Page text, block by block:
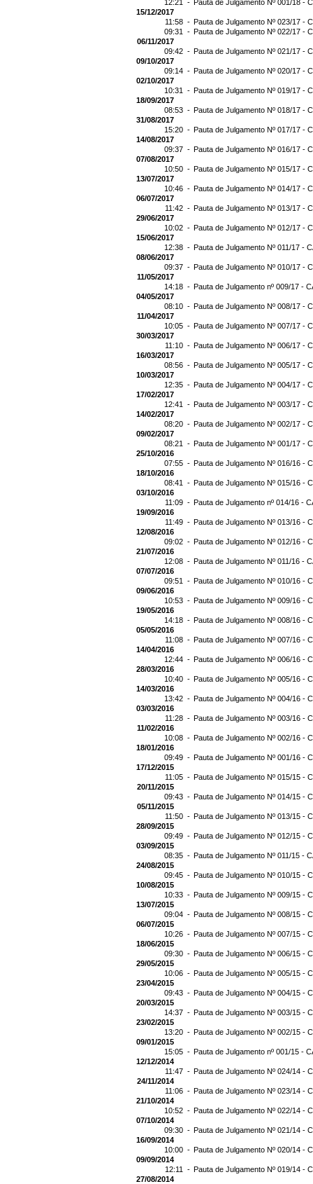
12:21 - Pauta de Julgamento Nº 001/18 -
15/12/2017
11:58 - Pauta de Julgamento Nº 023/17 -
09:31 - Pauta de Julgamento Nº 022/17 -
06/11/2017
09:42 - Pauta de Julgamento Nº 021/17 -
09/10/2017
09:14 - Pauta de Julgamento Nº 020/17 -
02/10/2017
10:31 - Pauta de Julgamento Nº 019/17 -
18/09/2017
08:53 - Pauta de Julgamento Nº 018/17 -
31/08/2017
15:20 - Pauta de Julgamento Nº 017/17 -
14/08/2017
09:37 - Pauta de Julgamento Nº 016/17 -
07/08/2017
10:50 - Pauta de Julgamento Nº 015/17 -
13/07/2017
10:46 - Pauta de Julgamento Nº 014/17 -
06/07/2017
11:42 - Pauta de Julgamento Nº 013/17 -
29/06/2017
10:02 - Pauta de Julgamento Nº 012/17 -
15/06/2017
12:38 - Pauta de Julgamento Nº 011/17 -
08/06/2017
09:37 - Pauta de Julgamento Nº 010/17 -
11/05/2017
14:18 - Pauta de Julgamento nº 009/17 -
04/05/2017
08:10 - Pauta de Julgamento Nº 008/17 -
11/04/2017
10:05 - Pauta de Julgamento Nº 007/17 -
30/03/2017
11:10 - Pauta de Julgamento Nº 006/17 -
16/03/2017
08:56 - Pauta de Julgamento Nº 005/17 -
10/03/2017
12:35 - Pauta de Julgamento Nº 004/17 -
17/02/2017
12:41 - Pauta de Julgamento Nº 003/17 -
14/02/2017
08:20 - Pauta de Julgamento Nº 002/17 -
09/02/2017
08:21 - Pauta de Julgamento Nº 001/17 -
25/10/2016
07:55 - Pauta de Julgamento Nº 016/16 -
18/10/2016
08:41 - Pauta de Julgamento Nº 015/16 -
03/10/2016
11:09 - Pauta de Julgamento nº 014/16 -
19/09/2016
11:49 - Pauta de Julgamento Nº 013/16 -
12/08/2016
09:02 - Pauta de Julgamento Nº 012/16 -
21/07/2016
12:08 - Pauta de Julgamento Nº 011/16 -
07/07/2016
09:51 - Pauta de Julgamento Nº 010/16 -
09/06/2016
10:53 - Pauta de Julgamento Nº 009/16 -
19/05/2016
14:18 - Pauta de Julgamento Nº 008/16 -
05/05/2016
11:08 - Pauta de Julgamento Nº 007/16 -
14/04/2016
12:44 - Pauta de Julgamento Nº 006/16 -
28/03/2016
10:40 - Pauta de Julgamento Nº 005/16 -
14/03/2016
13:42 - Pauta de Julgamento Nº 004/16 -
03/03/2016
11:28 - Pauta de Julgamento Nº 003/16 -
11/02/2016
10:08 - Pauta de Julgamento Nº 002/16 -
18/01/2016
09:49 - Pauta de Julgamento Nº 001/16 -
17/12/2015
11:05 - Pauta de Julgamento Nº 015/15 -
20/11/2015
09:43 - Pauta de Julgamento Nº 014/15 -
05/11/2015
11:50 - Pauta de Julgamento Nº 013/15 -
28/09/2015
09:49 - Pauta de Julgamento Nº 012/15 -
03/09/2015
08:35 - Pauta de Julgamento Nº 011/15 -
24/08/2015
09:45 - Pauta de Julgamento Nº 010/15 -
10/08/2015
10:33 - Pauta de Julgamento Nº 009/15 -
13/07/2015
09:04 - Pauta de Julgamento Nº 008/15 -
06/07/2015
10:26 - Pauta de Julgamento Nº 007/15 -
18/06/2015
09:30 - Pauta de Julgamento Nº 006/15 -
29/05/2015
10:06 - Pauta de Julgamento Nº 005/15 -
23/04/2015
09:43 - Pauta de Julgamento Nº 004/15 -
20/03/2015
14:37 - Pauta de Julgamento Nº 003/15 -
23/02/2015
13:20 - Pauta de Julgamento Nº 002/15 -
09/01/2015
15:05 - Pauta de Julgamento nº 001/15 -
12/12/2014
11:47 - Pauta de Julgamento Nº 024/14 -
24/11/2014
11:06 - Pauta de Julgamento Nº 023/14 -
21/10/2014
10:52 - Pauta de Julgamento Nº 022/14 -
07/10/2014
09:30 - Pauta de Julgamento Nº 021/14 -
16/09/2014
10:00 - Pauta de Julgamento Nº 020/14 -
09/09/2014
12:11 - Pauta de Julgamento Nº 019/14 -
27/08/2014